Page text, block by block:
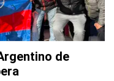
de